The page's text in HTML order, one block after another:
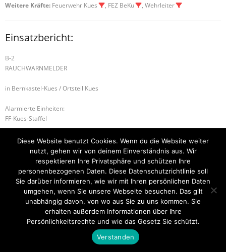
Weitere Kräfte: Feuerwehr Kues , FEZ BeKu , Wehrleiter
Einsatzbericht:
B-2
RAUCHWARNMELDER
in Bernkastel-Kues / Ortsteil Kues
Alarmierte Einheiten:
FF-Kues-Staffel
B-3 INDUSTRIEBRAND S-1 SONDERLAGE
Startseite Einsätze Mitglied werden Über uns
Bilder
Kontakt
Theme byThink Up Themes Ltd. Powered byWordPress.
Diese Website benutzt Cookies. Wenn du die Website weiter
nutzt, gehen wir von deinem Einverständnis aus. Wir
respektieren Ihre Privatsphäre und schützen Ihre
personenbezogenen Daten. Diese Datenschutzrichtlinie soll
Sie darüber informieren, wie wir mit Ihren persönlichen Daten
umgehen, wenn Sie unsere Webseite besuchen. Das gilt
unabhängig davon, von wo aus Sie zu uns kommen. Sie
erhalten außerdem Informationen über Ihre
Persönlichkeitsrechte und wie das Gesetz Sie schützt.
Verstanden